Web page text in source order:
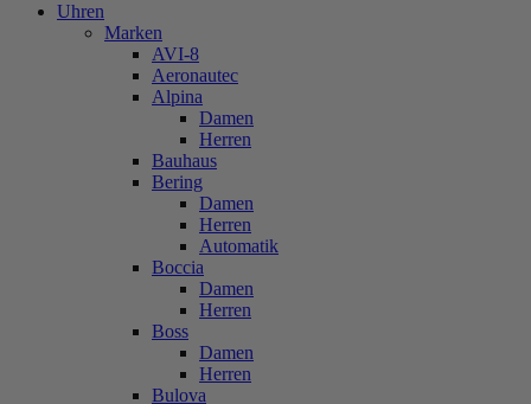
Uhren
Marken
AVI-8
Aeronautec
Alpina
Damen
Herren
Bauhaus
Bering
Damen
Herren
Automatik
Boccia
Damen
Herren
Boss
Damen
Herren
Bulova